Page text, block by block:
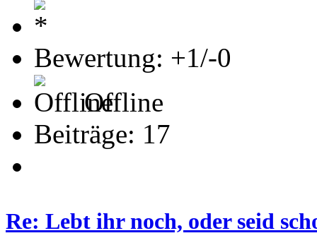
Bewertung: +1/-0
Offline
Beiträge: 17
Re: Lebt ihr noch, oder seid